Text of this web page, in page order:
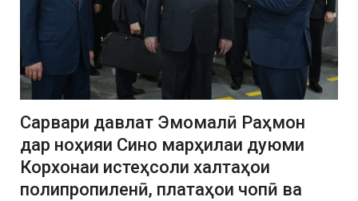
Сарвари давлат Эмомалӣ Раҳмон
дар ноҳияи Сино марҳилаи дуюми
Корхонаи истеҳсоли халтаҳои
полипропиленӣ, платаҳои чопӣ ва